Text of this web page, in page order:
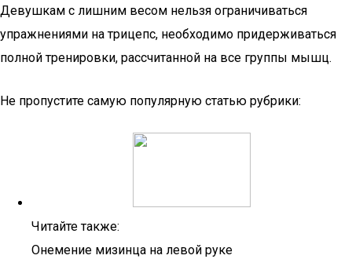
Девушкам с лишним весом нельзя ограничиваться
упражнениями на трицепс, необходимо придерживаться
полной тренировки, рассчитанной на все группы мышц.
Не пропустите самую популярную статью рубрики:
Читайте также:
Онемение мизинца на левой руке